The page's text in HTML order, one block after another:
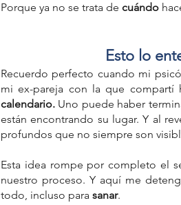
Porque ya no se trata de cuándo
Esto lo
Recuerdo perfecto cuando mi
mi ex-pareja con la que compartí
calendario. Uno puede haber
están encontrando su lugar. Y al
profundos que no siempre son
Esta idea rompe por completo el
nuestro proceso. Y aquí me
todo, incluso para sanar.